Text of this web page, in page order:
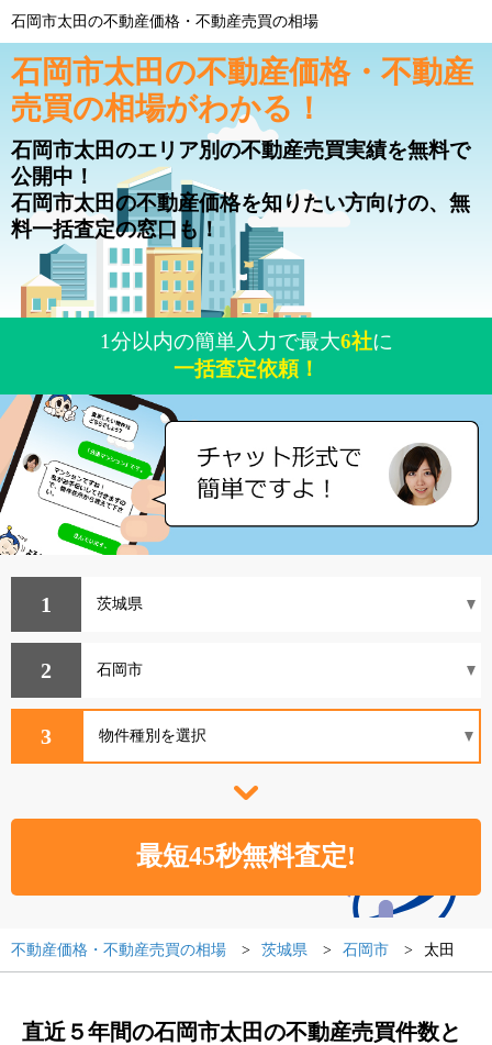
石岡市太田の不動産価格・不動産売買の相場
石岡市太田の不動産価格・不動産
売買の相場がわかる！
石岡市太田のエリア別の不動産売買実績を無料で
公開中！
石岡市太田の不動産価格を知りたい方向けの、無
料一括査定の窓口も！
1分以内の簡単入力で最大6社に
一括査定依頼！
1
2
3
不動産価格・不動産売買の相場 茨城県 石岡市 太田
直近５年間の石岡市太田の不動産売買件数と